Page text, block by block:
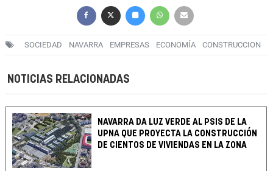
SOCIEDAD NAVARRA EMPRESAS ECONOMÍA CONSTRUCCION
NOTICIAS RELACIONADAS
NAVARRA DA LUZ VERDE AL PSIS DE LA
UPNA QUE PROYECTA LA CONSTRUCCIÓN
DE CIENTOS DE VIVIENDAS EN LA ZONA